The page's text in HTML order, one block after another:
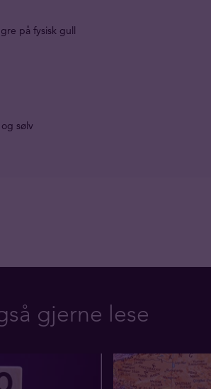
på fysisk gull
sølv
gjerne lese